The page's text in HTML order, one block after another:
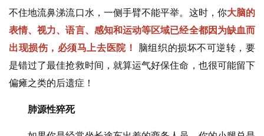
不住地流鼻涕流口水，一侧手臂不能平举。这时，你大脑的
表情、视力、语言、感知和运动等区域已经全都因为缺血而
出现损伤，必须马上去医院！
脑组织的损坏不可逆转，要
是错过了最佳抢救时间，就算运气好保住命，也很可能留下
偏瘫之类的后遗症！
肺源性猝死